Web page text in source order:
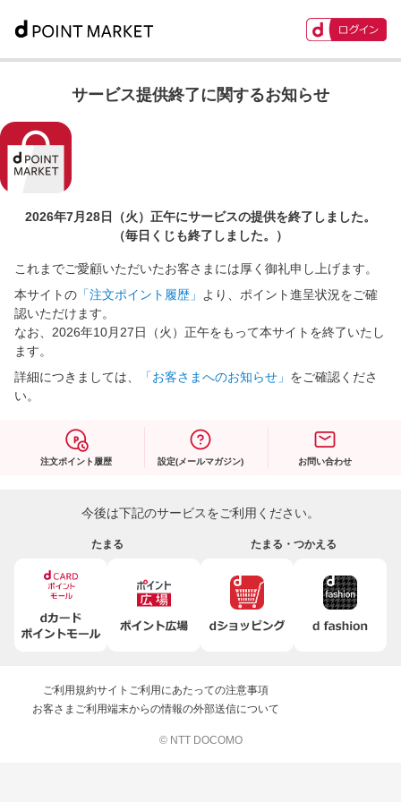
サービス提供終了に関するお知らせ
2026年7月28日（火）正午にサービスの提供を終了しました。
（毎日くじも終了しました。）
これまでご愛顧いただいたお客さまには厚く御礼申し上げます。
本サイトの 「注文ポイント履歴」
より、ポイント進呈状況をご確
認いただけます。
なお、2026年10月27日（火）正午をもって本サイトを終了いたし
ます。
詳細につきましては、
「お客さまへのお知らせ」 をご確認くださ
い。
注文ポイント履歴 設定(メールマガジン) お問い合わせ
今後は下記のサービスをご利用ください。
たまる たまる・つかえる
ご利用規約サイトご利用にあたっての注意事項
お客さまご利用端末からの情報の外部送信について
© NTT DOCOMO